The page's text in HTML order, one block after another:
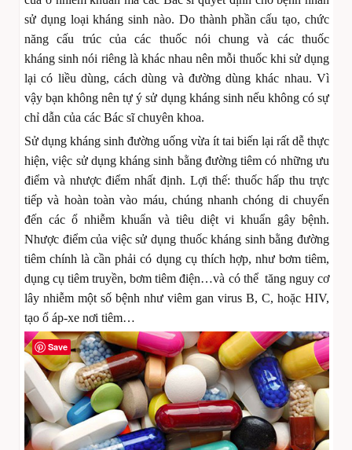
sử dụng loại kháng sinh nào. Do thành phần cấu tạo, chức
năng cấu trúc của các thuốc nói chung và các thuốc
kháng sinh nói riêng là khác nhau nên mỗi thuốc khi sử dụng
lại có liều dùng, cách dùng và đường dùng khác nhau. Vì
vậy bạn không nên tự ý sử dụng kháng sinh nếu không có sự
chỉ dẫn của các Bác sĩ chuyên khoa.
Sử dụng kháng sinh đường uống vừa ít tai biến lại rất dễ thực
hiện, việc sử dụng kháng sinh bằng đường tiêm có những ưu
điểm và nhược điểm nhất định. Lợi thế: thuốc hấp thu trực
tiếp và hoàn toàn vào máu, chúng nhanh chóng di chuyển
đến các ổ nhiễm khuẩn và tiêu diệt vi khuẩn gây bệnh.
Nhược điểm của việc sử dụng thuốc kháng sinh bằng đường
tiêm chính là cần phải có dụng cụ thích hợp, như bơm tiêm,
dụng cụ tiêm truyền, bơm tiêm điện…và có thể tăng nguy cơ
lây nhiễm một số bệnh như viêm gan virus B, C, hoặc HIV,
tạo ổ áp-xe nơi tiêm…
Save